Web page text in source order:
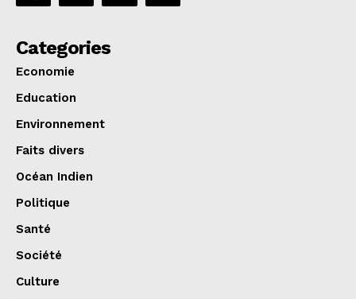
Categories
Economie
Education
Environnement
Faits divers
Océan Indien
Politique
Santé
Société
Culture